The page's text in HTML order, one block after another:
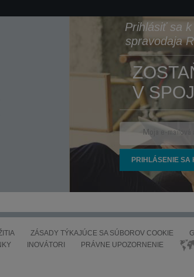
Prihlásiť sa
spravodaja
V
ZÁSADY TÝKAJÚCE SA SÚBOROV COOKIE
INOVÁTORI PRÁVNE UPOZORNENIE